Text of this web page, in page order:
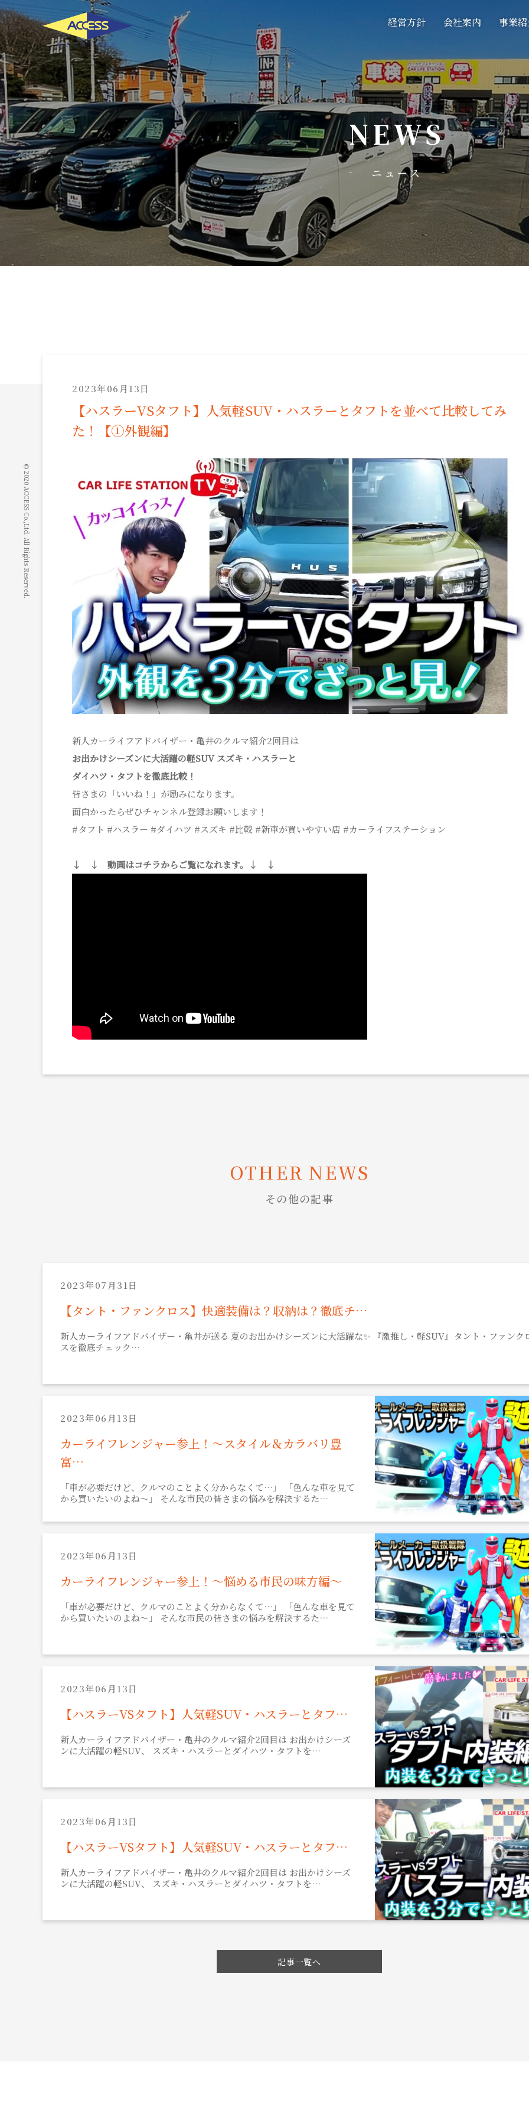
経営方針 会社案内 事業
NEWS
ニュース
2023年06月13日
【ハスラーVSタフト】人気軽SUV・ハスラーとタフトを並べて比較してみ
た！【①外観編】
新人カーライフアドバイザー・亀井のクルマ紹介2回目は
お出かけシーズンに大活躍の軽SUV スズキ・ハスラーと
ダイハツ・タフトを徹底比較！
皆さまの「いいね！」が励みになります。
面白かったらぜひチャンネル登録お願いします！
#タフト #ハスラー #ダイハツ #スズキ #比較 #新車が買いやすい店 #カーライフステーション
↓ ↓ 動画はコチラからご覧になれます。↓ ↓
OTHER NEWS
その他の記事
2023年07月31日
【タント・ファンクロス】快適装備は？収納は？徹底チ…
新人カーライフアドバイザー・亀井が送る 夏のお出かけシーズンに大活躍な✨ 『激推し・軽SUV』タント・ファンク
スを徹底チェック…
2023年06月13日
カーライフレンジャー参上！～スタイル＆カラバリ豊
富…
「車が必要だけど、クルマのことよく分からなくて…」 「色んな車を見て
から買いたいのよね～」 そんな市民の皆さまの悩みを解決するた…
2023年06月13日
カーライフレンジャー参上！～悩める市民の味方編～
「車が必要だけど、クルマのことよく分からなくて…」 「色んな車を見て
から買いたいのよね～」 そんな市民の皆さまの悩みを解決するた…
2023年06月13日
【ハスラーVSタフト】人気軽SUV・ハスラーとタフ…
新人カーライフアドバイザー・亀井のクルマ紹介2回目は お出かけシーズ
ンに大活躍の軽SUV、 スズキ・ハスラーとダイハツ・タフトを…
2023年06月13日
【ハスラーVSタフト】人気軽SUV・ハスラーとタフ…
新人カーライフアドバイザー・亀井のクルマ紹介2回目は お出かけシーズ
ンに大活躍の軽SUV、 スズキ・ハスラーとダイハツ・タフトを…
記事一覧へ
© 2020 ACCESS Co.,Ltd. All Rights Reserved.